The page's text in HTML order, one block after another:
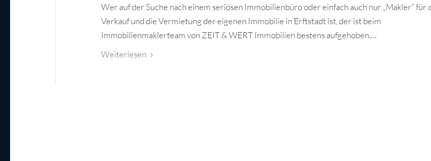
Wer auf der Suche nach einem seriösen Immobilienbüro oder einfach auch nur „Makler“ für
Verkauf und die Vermietung der eigenen Immobilie in Erftstadt ist, der ist beim
Immobilienmaklerteam von ZEIT & WERT Immobilien bestens aufgehoben.…
Weiterlesen